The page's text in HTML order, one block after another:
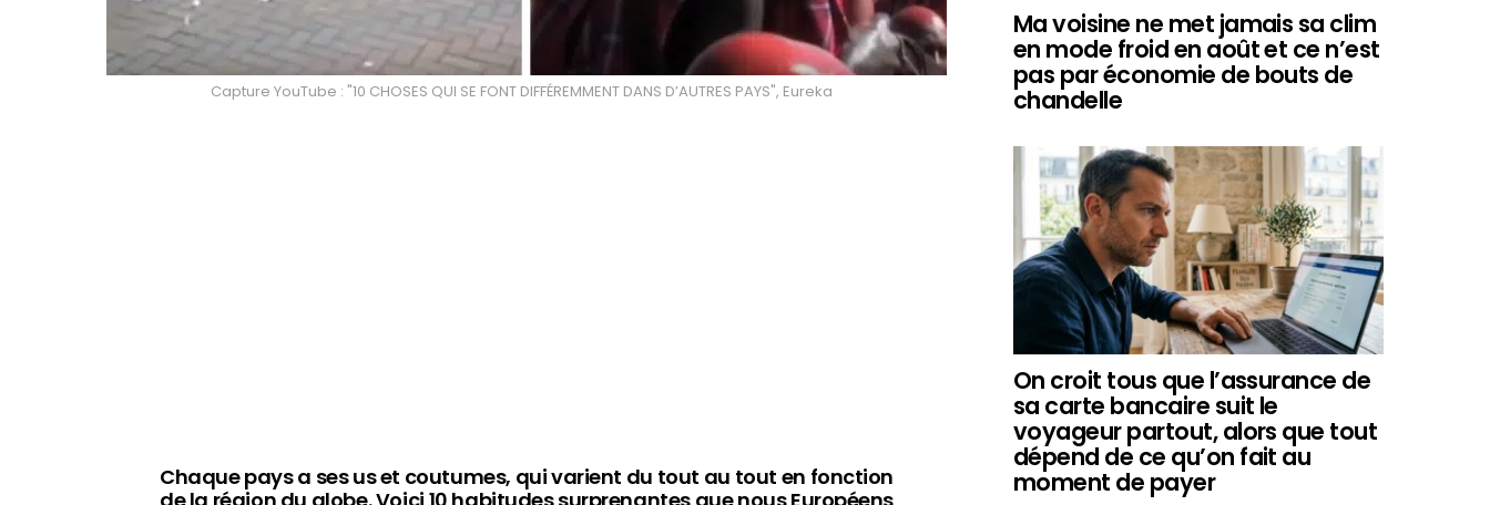
Capture YouTube : "10 CHOSES QUI SE FONT DIFFÉREMMENT DANS D’AUTRES PAYS", Eureka
Chaque pays a ses us et coutumes, qui varient du tout au tout en fonction
Ma voisine ne met jamais sa clim
en mode froid en août et ce n’est
pas par économie de bouts de
chandelle
On croit tous que l’assurance de
sa carte bancaire suit le
voyageur partout, alors que tout
dépend de ce qu’on fait au
moment de payer